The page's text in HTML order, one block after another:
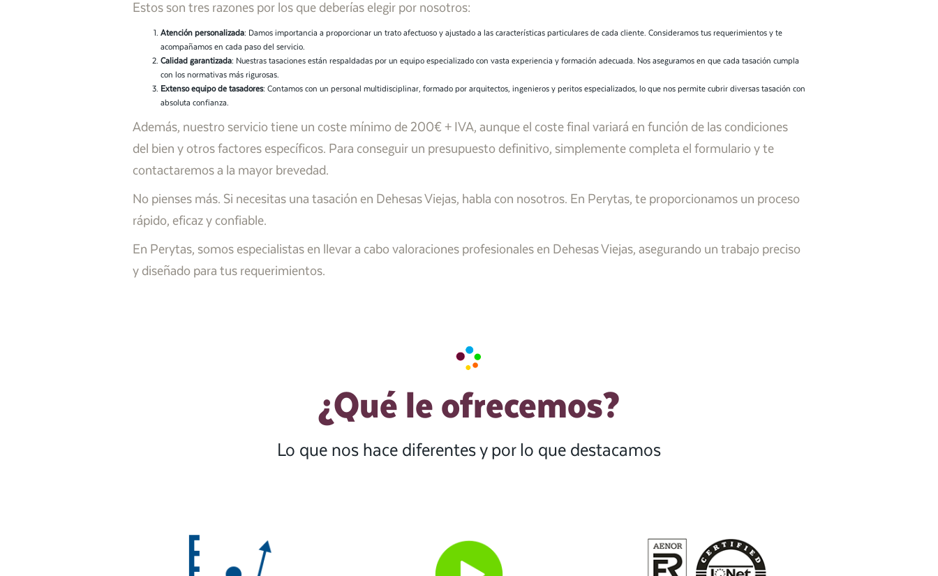
Estos son tres razones por los que deberías elegir por nosotros:
Atención personalizada: Damos importancia a proporcionar un trato afectuoso y ajustado a las características particulares de cada cliente. Consideramos tus requerimientos y te
acompañamos en cada paso del servicio.
Calidad garantizada: Nuestras tasaciones están respaldadas por un equipo especializado con vasta experiencia y formación adecuada. Nos aseguramos en que cada tasación cumpla
con los normativas más rigurosas.
Extenso equipo de tasadores: Contamos con un personal multidisciplinar, formado por arquitectos, ingenieros y peritos especializados, lo que nos permite cubrir diversas tasación con
absoluta confianza.
Además, nuestro servicio tiene un coste mínimo de 200€ + IVA, aunque el coste final variará en función de las condiciones
del bien y otros factores específicos. Para conseguir un presupuesto definitivo, simplemente completa el formulario y te
contactaremos a la mayor brevedad.
No pienses más. Si necesitas una tasación en Dehesas Viejas, habla con nosotros. En Perytas, te proporcionamos un proceso
rápido, eficaz y confiable.
En Perytas, somos especialistas en llevar a cabo valoraciones profesionales en Dehesas Viejas, asegurando un trabajo preciso
y diseñado para tus requerimientos.
¿Qué le ofrecemos?
Lo que nos hace diferentes y por lo que destacamos